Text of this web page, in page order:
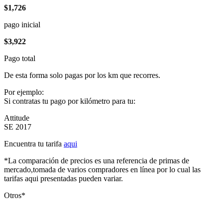
$1,726
pago inicial
$3,922
Pago total
De esta forma solo pagas por los km que recorres.
Por ejemplo:
Si contratas tu pago por kilómetro para tu:
Attitude
SE 2017
Encuentra tu tarifa aqui
*La comparación de precios es una referencia de primas de
mercado,tomada de varios compradores en línea por lo cual las
tarifas aqui presentadas pueden variar.
Otros*